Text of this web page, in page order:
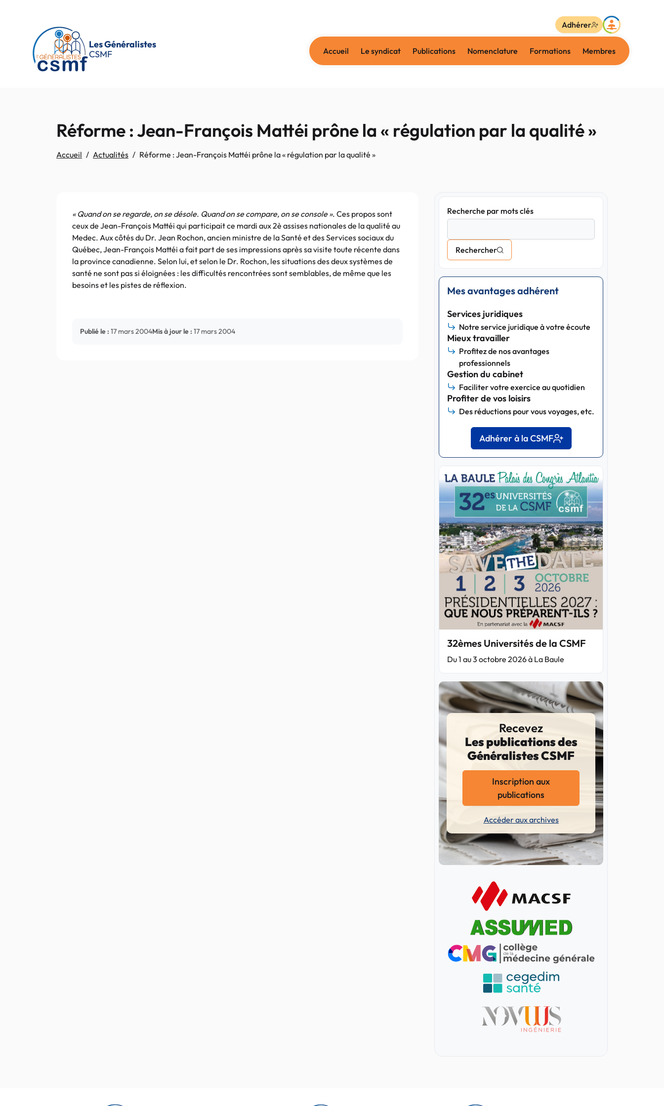
Les Généralistes
CSMF
Accueil Le syndicat Publications Nomenclature Formations Membres
Adhérer
Réforme : Jean-François Mattéi prône la « régulation par la qualité »
Accueil Actualités Réforme : Jean-François Mattéi prône la « régulation par la qualité »
« Quand on se regarde, on se désole. Quand on se compare, on se console ». Ces propos sont
ceux de Jean-François Mattéi qui participait ce mardi aux 2è assises nationales de la qualité au
Medec. Aux côtés du Dr. Jean Rochon, ancien ministre de la Santé et des Services sociaux du
Québec, Jean-François Mattéi a fait part de ses impressions après sa visite toute récente dans
la province canadienne. Selon lui, et selon le Dr. Rochon, les situations des deux systèmes de
santé ne sont pas si éloignées : les difficultés rencontrées sont semblables, de même que les
besoins et les pistes de réflexion.
Publié le : 17 mars 2004Mis à jour le : 17 mars 2004
Recherche par mots clés
Rechercher
Mes avantages adhérent
Services juridiques
Notre service juridique à votre écoute
Mieux travailler
Profitez de nos avantages
professionnels
Gestion du cabinet
Faciliter votre exercice au quotidien
Profiter de vos loisirs
Des réductions pour vous voyages, etc.
Adhérer à la CSMF
32èmes Universités de la CSMF
Du 1 au 3 octobre 2026 à La Baule
Recevez
Les publications des
Généralistes CSMF
Inscription aux
publications
Accéder aux archives